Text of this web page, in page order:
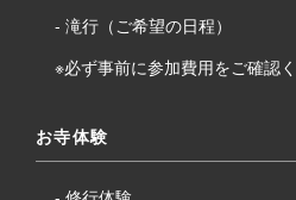
滝行（ご希望の日程）
※必ず事前に参加費用をご確認
お寺体験